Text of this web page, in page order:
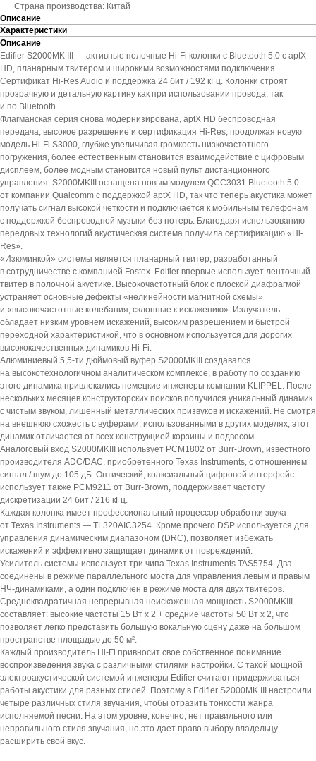
Страна производства: Китай
Описание
Характеристики
Описание
Edifier S2000MK III — активные полочные Hi-Fi колонки с Bluetooth 5.0 с aptX-
HD, планарным твитером и широкими возможностями подключения.
Сертификат Hi-Res Audio и поддержка 24 бит / 192 кГц. Колонки строят
прозрачную и детальную картину как при использовании провода, так
и по Bluetooth .
Флагманская серия снова модернизирована, aptX HD беспроводная
передача, высокое разрешение и сертификация Hi-Res, продолжая новую
модель Hi-Fi S3000, глубже увеличивая громкость низкочастотного
погружения, более естественным становится взаимодействие с цифровым
дисплеем, более модным становится новый пульт дистанционного
управления. S2000MKIII оснащена новым модулем QCC3031 Bluetooth 5.0
от компании Qualcomm с поддержкой aptX HD, так что теперь акустика может
получать сигнал высокой четкости и подключается к мобильным телефонам
с поддержкой беспроводной музыки без потерь. Благодаря использованию
передовых технологий акустическая система получила сертификацию «Hi-
Res».
«Изюминкой» системы является планарный твитер, разработанный
в сотрудничестве с компанией Fostex. Edifier впервые использует ленточный
твитер в полочной акустике. Высокочастотный блок с плоской диафрагмой
устраняет основные дефекты «нелинейности магнитной схемы»
и «высокочастотные колебания, склонные к искажению». Излучатель
обладает низким уровнем искажений, высоким разрешением и быстрой
переходной характеристикой, что в основном используется для дорогих
высококачественных динамиков Hi-Fi.
Алюминиевый 5,5-ти дюймовый вуфер S2000MKIII создавался
на высокотехнологичном аналитическом комплексе, в работу по созданию
этого динамика привлекались немецкие инженеры компании KLIPPEL. После
нескольких месяцев конструкторских поисков получился уникальный динамик
с чистым звуком, лишенный металлических призвуков и искажений. Не смотря
на внешнюю схожесть с вуферами, использованными в других моделях, этот
динамик отличается от всех конструкцией корзины и подвесом.
Аналоговый вход S2000MKIII использует PCM1802 от Burr-Brown, известного
производителя ADC/DAC, приобретенного Texas Instruments, с отношением
сигнал / шум до 105 дБ. Оптический, коаксиальный цифровой интерфейс
использует также PCM9211 от Burr-Brown, поддерживает частоту
дискретизации 24 бит / 216 кГц.
Каждая колонка имеет профессиональный процессор обработки звука
от Texas Instruments — TL320AIC3254. Кроме прочего DSP используется для
управления динамическим диапазоном (DRC), позволяет избежать
искажений и эффективно защищает динамик от повреждений.
Усилитель системы использует три чипа Texas Instruments TAS5754. Два
соединены в режиме параллельного моста для управления левым и правым
НЧ-динамиками, а один подключен в режиме моста для двух твитеров.
Среднеквадратичная непрерывная неискаженная мощность S2000MKIII
составляет: высокие частоты 15 Вт x 2 + средние частоты 50 Вт x 2, что
позволяет легко представить большую вокальную сцену даже на большом
пространстве площадью до 50 м².
Каждый производитель Hi-Fi привносит свое собственное понимание
воспроизведения звука с различными стилями настройки. С такой мощной
электроакустической системой инженеры Edifier считают придерживаться
работы акустики для разных стилей. Поэтому в Edifier S2000MK III настроили
четыре различных стиля звучания, чтобы отразить тонкости жанра
исполняемой песни. На этом уровне, конечно, нет правильного или
неправильного стиля звучания, но это дает право выбору владельцу
расширить свой вкус.